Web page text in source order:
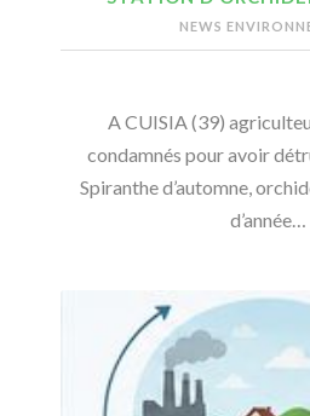
NEWS
A CUISIA (39)
condamnés pour avoir
Spiranthe d’automne,
d’année…